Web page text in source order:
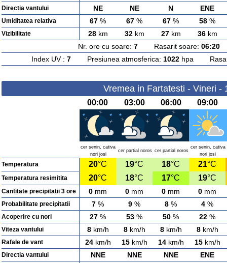
Directia vantului NE NE N ENE
Umiditatea relativa 67 % 67 % 67 % 58 %
Vizibilitate 28km 32km 27km 36km
Nr. ore cu soare: 7Rasarit soare: 06:20
Index UV : 7Presiunea atmosferica: 1022hpa
Vremea in Fartatesti - Vineri -
00:00 03:00 06:00 09:00
cer senin, cativa
nori josi
cer partial noros cer partial noros
cer senin, cativa
nori josi
Temperatura 20°C 19°C 18°C 21°C
Temperatura resimitita 20°C 18°C 17°C 19°C
Cantitate precipitatii 3 ore 0 mm 0 mm 0 mm 0 mm
Probabilitate precipitatii 7 % 9 % 8 % 4 %
Acoperire cu nori 27 % 53 % 50 % 22 %
Viteza vantului 8km/h 8km/h 8km/h 8km/h
Rafale de vant 24km/h 15km/h 14km/h 15km/h
Directia vantului NNE NNE NNE ENE